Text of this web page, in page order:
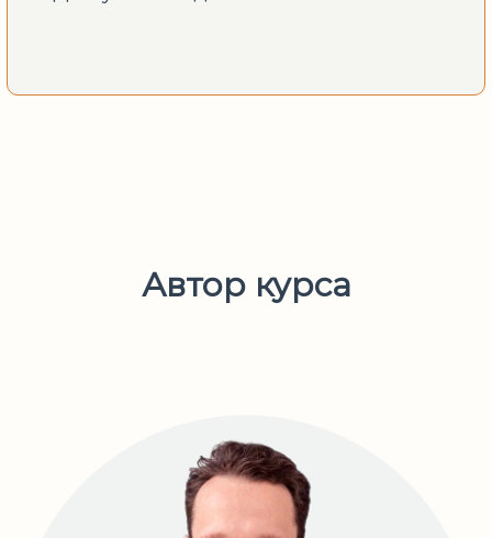
Автор курса